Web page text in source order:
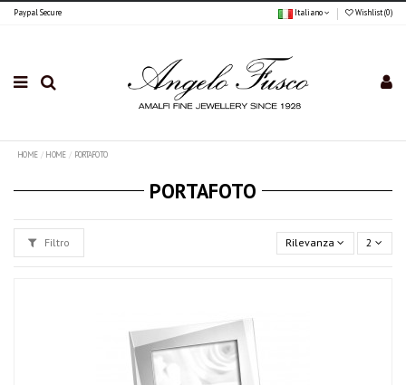
Paypal Secure Italiano Wishlist (0)
HOME HOME PORTAFOTO
PORTAFOTO
Filtro Rilevanza 2